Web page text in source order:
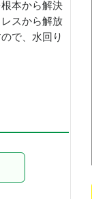
本から解決
スから解放
で、水回り